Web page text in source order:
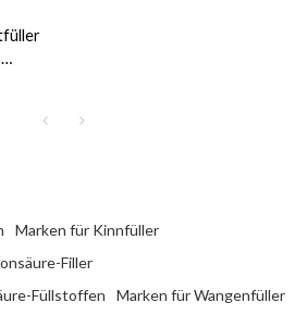
Marken für Kinnfüller
Filler
Füllstoffen
Marken für Wangenfüller